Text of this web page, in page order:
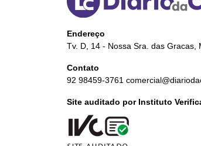
Endereço
Tv. D, 14 - Nossa Sra. das Gracas,
Contato
92 98459-3761
Site auditado por Instituto